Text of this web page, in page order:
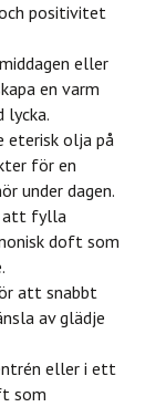
positivitet
eller
en varm
lycka.
eterisk olja på
för en
under dagen.
att fylla
doft som
att snabbt
av glädje
eller i ett
som